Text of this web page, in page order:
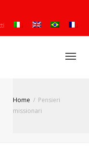
Home
Pensieri
missionari